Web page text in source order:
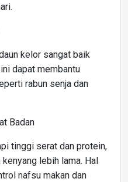
kelor sangat baik
dapat membantu
rabun senja dan
Badan
tinggi serat dan protein,
lebih lama. Hal
nafsu makan dan